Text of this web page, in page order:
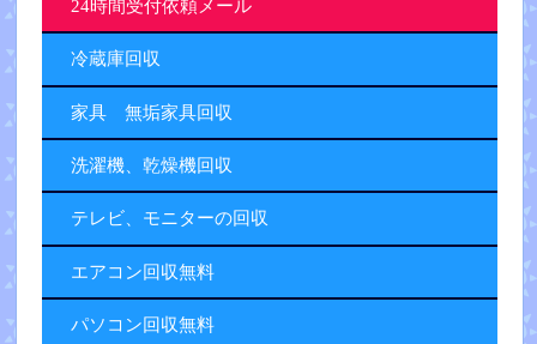
24時間受付依頼メール
冷蔵庫回収
家具 無垢家具回収
洗濯機、乾燥機回収
テレビ、モニターの回収
エアコン回収無料
パソコン回収無料